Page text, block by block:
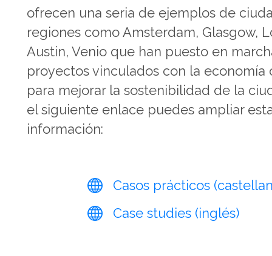
ofrecen una seria de ejemplos de
regiones como Amsterdam, Glasgow,
Austin, Venio que han puesto en
proyectos vinculados con la economía
para mejorar la sostenibilidad de la
el siguiente enlace puedes ampliar
información:
Casos prácticos
Case studies (inglés)